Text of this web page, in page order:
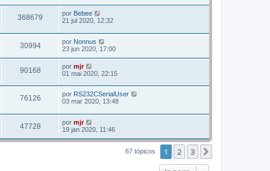
368679 por Bebee
21 jul 2020, 12:32
30994 por Nonnus
23 jun 2020, 17:00
90168 por mjr
01 mai 2020, 22:15
76126 por RS232CSerialUser
03 mar 2020, 13:48
47728 por mjr
19 jan 2020, 11:46
67 tópicos 1 2 3